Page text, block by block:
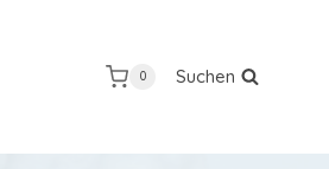
0 Suchen